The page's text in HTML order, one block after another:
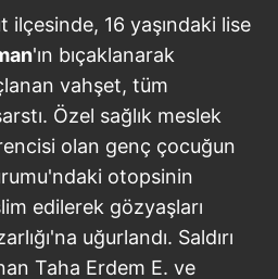
ilçesinde, 16 yaşındaki lise
'ın bıçaklanarak
vahşet, tüm
Özel sağlık meslek
olan genç çocuğun
otopsinin
edilerek gözyaşları
uğurlandı. Saldırı
Taha Erdem E. ve